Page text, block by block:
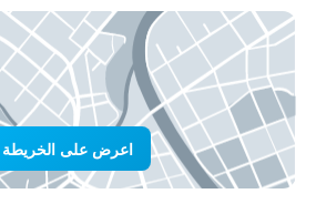
اعرض على الخريطة